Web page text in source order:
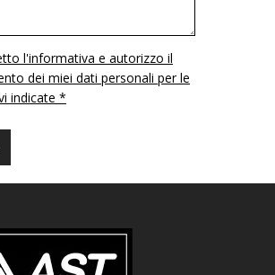
l'informativa e autorizzo il
dei miei dati personali per le
indicate *